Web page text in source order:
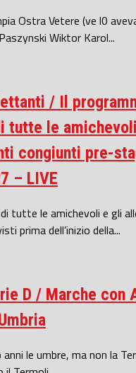
Ostra Vetere (ve l0
Wiktor Karol...
/ Il
tutte le
congiunti pre-
– LIVE
tutte le amichevoli e gli
prima dell’inizio della...
D / Marche con
le umbre, ma non la